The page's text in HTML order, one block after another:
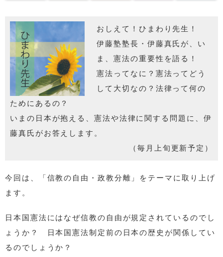
おしえて！ひまわり先生！
伊藤塾塾長・伊藤真氏が、い
ま、憲法の重要性を語る！
憲法ってなに？憲法ってどう
して大切なの？法律って何の
ためにあるの？
いまの日本が抱える、憲法や法律に関する問題に、伊
藤真氏がお答えします。
（毎月上旬更新予定）
今回は、「信教の自由・政教分離」をテーマに取り上げ
ます。
日本国憲法にはなぜ信教の自由が規定されているのでし
ょうか？ 日本国憲法制定前の日本の歴史が関係してい
るのでしょうか？